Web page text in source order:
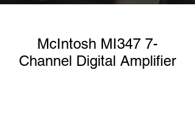
McIntosh MI347 7-
Channel Digital Amplifier